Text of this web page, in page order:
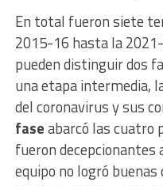
En total fueron siete
2015-16 hasta la
pueden distinguir dos
una etapa intermedia,
del coronavirus y sus
faseabarcó las cuatro
fueron decepcionantes
equipo no logró